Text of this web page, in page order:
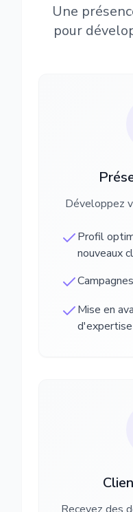
Une
pour
Développez
Profil
nouveaux
Mise en
d'expertise